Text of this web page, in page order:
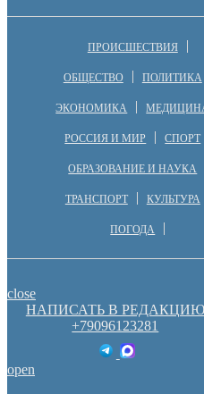
ПРОИСШЕСТВИЯ
ОБЩЕСТВО ПОЛИТИКА
ЭКОНОМИКА
РОССИЯ И МИР СПОРТ
ОБРАЗОВАНИЕ И НАУКА
ТРАНСПОРТ КУЛЬТУРА
ПОГОДА
close
НАПИСАТЬ В РЕДАКЦИЮ
+79096123281
open